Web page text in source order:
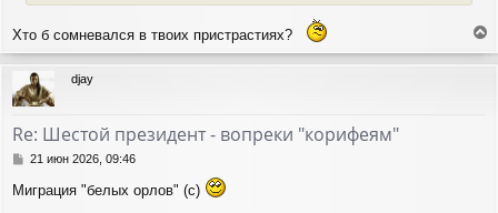
у
е
и
е
Хто б сомневался в твоих пристрастиях?
е
р
djay
Re: Шестой президент - вопреки "корифеям"
С
о
21 июн 2026, 09:46
Миграция "белых орлов" (с)